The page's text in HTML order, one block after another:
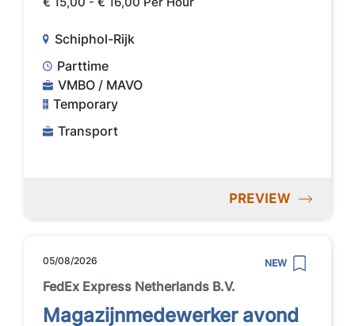
Schiphol-Rijk
Parttime
VMBO / MAVO
Temporary
Transport
PREVIEW
05/08/2026 NEW
FedEx Express Netherlands B.V.
Magazijnmedewerker avond